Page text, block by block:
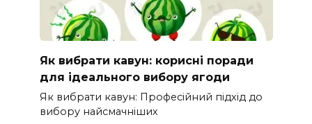
Як вибрати кавун: корисні поради
для ідеального вибору ягоди
Як вибрати кавун: Професійний підхід до
вибору найсмачніших